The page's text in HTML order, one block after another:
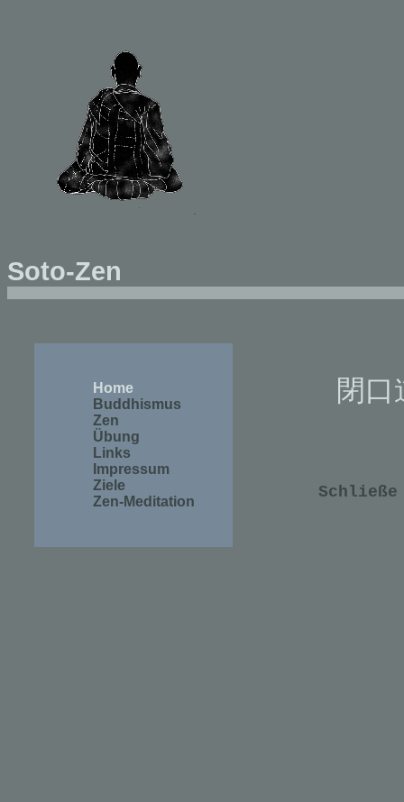
Soto-Zen
Home
Buddhismus
Zen
Übung
Links
Impressum
Ziele
Zen-Meditation
閉口
Schließe